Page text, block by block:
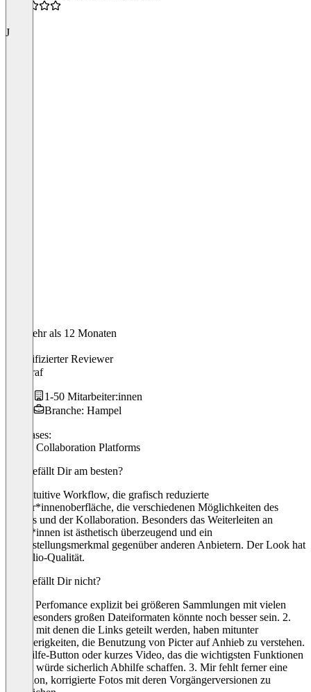
J
Vor mehr als 12 Monaten
Verifizierter Reviewer
Fotograf
1-50 Mitarbeiter:innen
Branche: Hampel
Use cases:
Visual Collaboration Platforms
Was gefällt Dir am besten?
Der intuitive Workflow, die grafisch reduzierte
Nutzer*innenoberfläche, die verschiedenen Möglichkeiten des
Teilens und der Kollaboration. Besonders das Weiterleiten an
Kund*innen ist ästhetisch überzeugend und ein
Alleinstellungsmerkmal gegenüber anderen Anbietern. Der Look hat
Portfolio-Qualität.
Was gefällt Dir nicht?
1. Die Perfomance explizit bei größeren Sammlungen mit vielen
oder besonders großen Dateiformaten könnte noch besser sein. 2.
Dritte, mit denen die Links geteilt werden, haben mitunter
Schwierigkeiten, die Benutzung von Picter auf Anhieb zu verstehen.
Ein Hilfe-Button oder kurzes Video, das die wichtigsten Funktionen
erklärt würde sicherlich Abhilfe schaffen. 3. Mir fehlt ferner eine
Funktion, korrigierte Fotos mit deren Vorgängerversionen zu